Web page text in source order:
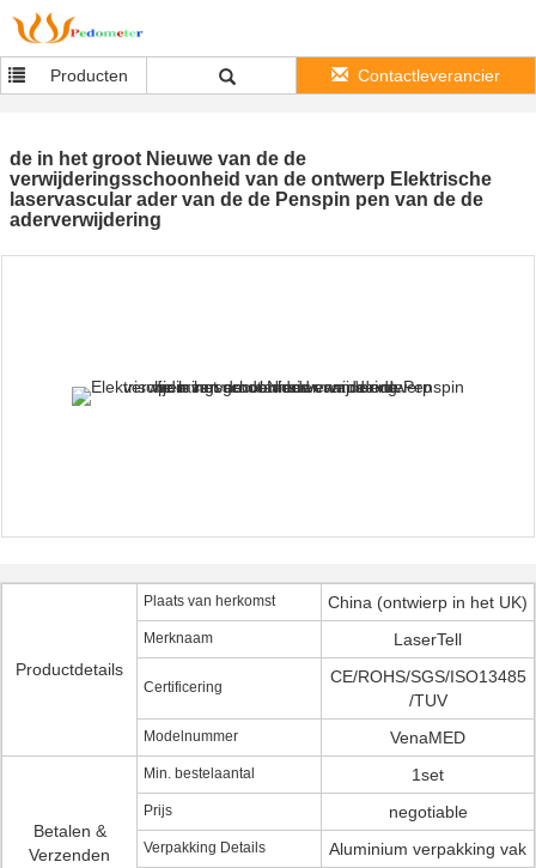
Producten Contactleverancier
de in het groot Nieuwe van de de
verwijderingsschoonheid van de ontwerp Elektrische
laservascular ader van de de Penspin pen van de de
aderverwijdering
Productdetails
Plaats van herkomst China (ontwierp in het UK)
Merknaam LaserTell
Certificering
CE/ROHS/SGS/ISO13485
/TUV
Modelnummer VenaMED
Betalen &
Verzenden
Min. bestelaantal 1set
Prijs negotiable
Verpakking Details Aluminium verpakking vak